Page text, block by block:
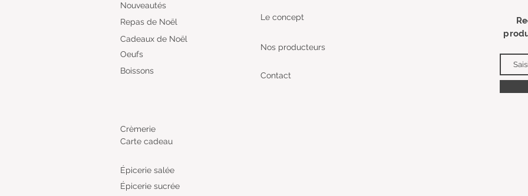
Nouveautés
Repas de Noël
Cadeaux de Noël
Oeufs
Boissons
Le concept
Nos producteurs
Contact
Crèmerie
Carte cadeau
Épicerie salée
Épicerie sucrée